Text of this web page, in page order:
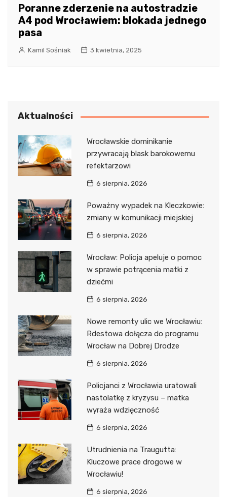
Poranne zderzenie na autostradzie
A4 pod Wrocławiem: blokada jednego
pasa
Kamil Sośniak 3 kwietnia, 2025
Aktualności
Wrocławskie dominikanie
przywracają blask barokowemu
refektarzowi
6 sierpnia, 2026
Poważny wypadek na Kleczkowie:
zmiany w komunikacji miejskiej
6 sierpnia, 2026
Wrocław: Policja apeluje o pomoc
w sprawie potrącenia matki z
dziećmi
6 sierpnia, 2026
Nowe remonty ulic we Wrocławiu:
Rdestowa dołącza do programu
Wrocław na Dobrej Drodze
6 sierpnia, 2026
Policjanci z Wrocławia uratowali
nastolatkę z kryzysu – matka
wyraża wdzięczność
6 sierpnia, 2026
Utrudnienia na Traugutta:
Kluczowe prace drogowe w
Wrocławiu!
6 sierpnia, 2026